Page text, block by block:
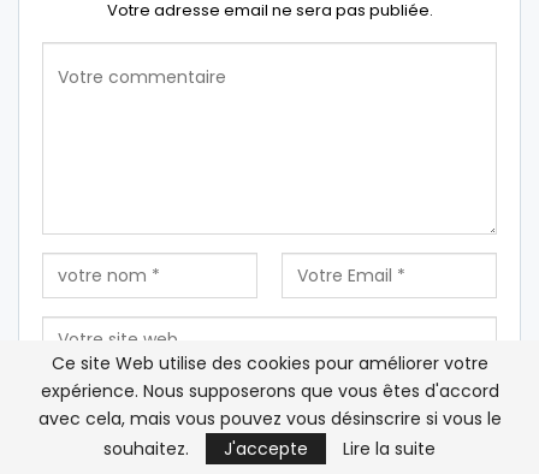
Votre adresse email ne sera pas publiée.
Enregistrez mon nom, mon e-mail et mon site Web
dans ce navigateur pour la prochaine fois que je
Ce site Web utilise des cookies pour améliorer votre
expérience. Nous supposerons que vous êtes d'accord
avec cela, mais vous pouvez vous désinscrire si vous le
souhaitez.
J'accepte Lire la suite